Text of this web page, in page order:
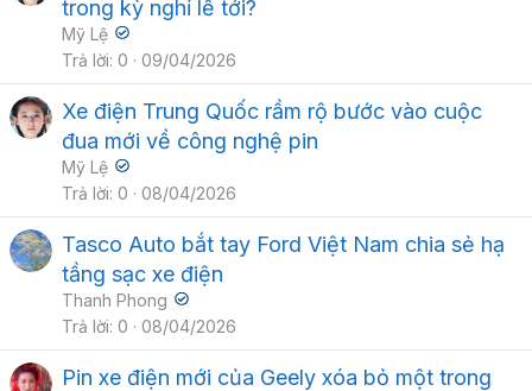
trong kỳ nghỉ lễ tới?
Mỹ Lệ
Trả lời 0 09/04/2026
Xe điện Trung Quốc rầm rộ bước vào cuộc
đua mới về công nghệ pin
Mỹ Lệ
Trả lời 0 08/04/2026
Tasco Auto bắt tay Ford Việt Nam chia sẻ hạ
tầng sạc xe điện
Thanh Phong
Trả lời 0 08/04/2026
Pin xe điện mới của Geely xóa bỏ một trong